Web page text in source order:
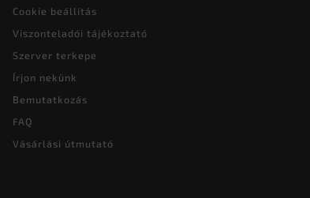
Cookie beállítás
Viszonteladói tájékoztató
Szerver terkepe
Írjon nekünk
Bemutatkozás
FAQ
Vásárlási útmutató